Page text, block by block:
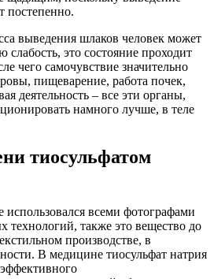
постепенно.
выведения шлаков человек может
слабость, это состояние проходит
чего самочувствие значительно
пищеварение, работа почек,
деятельность – все эти органы,
намного лучше, в теле
тиосульфатом
использовался всеми фотографами
технологий, также это вещество до
производстве, в
В медицине тиосульфат натрия
эффективного